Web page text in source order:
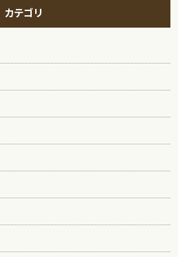
カテゴリ